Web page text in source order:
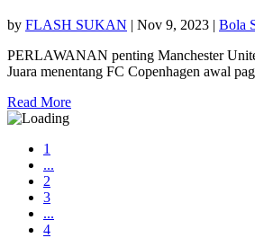
by FLASH SUKAN | Nov 9, 2023 | Bola
PERLAWANAN penting Manchester
Juara menentang FC Copenhagen awal
Read More
1
...
2
3
...
4